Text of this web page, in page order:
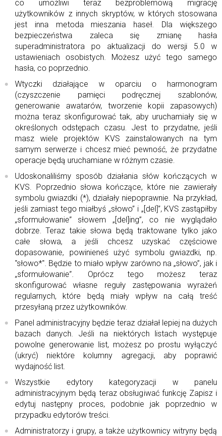
co umożliwi teraz bezproblemową migrację
użytkowników z innych skryptów, w których stosowana
jest inna metoda mieszania haseł. Dla większego
bezpieczeństwa zaleca się zmianę hasła
superadministratora po aktualizacji do wersji 5.0 w
ustawieniach osobistych. Możesz użyć tego samego
hasła, co poprzednio.
Wtyczki działające w oparciu o harmonogram
(czyszczenie pamięci podręcznej szablonów,
generowanie awatarów, tworzenie kopii zapasowych)
można teraz skonfigurować tak, aby uruchamiały się w
określonych odstępach czasu. Jest to przydatne, jeśli
masz wiele projektów KVS zainstalowanych na tym
samym serwerze i chcesz mieć pewność, że przydatne
operacje będą uruchamiane w różnym czasie.
Udoskonaliliśmy sposób działania słów kończących w
KVS. Poprzednio słowa kończące, które nie zawierały
symbolu gwiazdki (*), działały niepoprawnie. Na przykład,
jeśli zamiast tego miałbyś „słowo” i „[del]”, KVS zastąpiłby
„sformułowanie” słowem „[del]ing”, co nie wyglądało
dobrze. Teraz takie słowa będą traktowane tylko jako
całe słowa, a jeśli chcesz uzyskać częściowe
dopasowanie, powinieneś użyć symbolu gwiazdki, np.
"słowo*". Będzie to miało wpływ zarówno na „słowo”, jak i
„sformułowanie”. Oprócz tego możesz teraz
skonfigurować własne reguły zastępowania wyrażeń
regularnych, które będą miały wpływ na całą treść
przesyłaną przez użytkowników.
Panel administracyjny będzie teraz działał lepiej na dużych
bazach danych. Jeśli na niektórych listach występuje
powolne generowanie list, możesz po prostu wyłączyć
(ukryć) niektóre kolumny agregacji, aby poprawić
wydajność list.
Wszystkie edytory kategoryzacji w panelu
administracyjnym będą teraz obsługiwać funkcję Zapisz i
edytuj następny proces, podobnie jak poprzednio w
przypadku edytorów treści.
Administratorzy i grupy, a także użytkownicy witryny będą